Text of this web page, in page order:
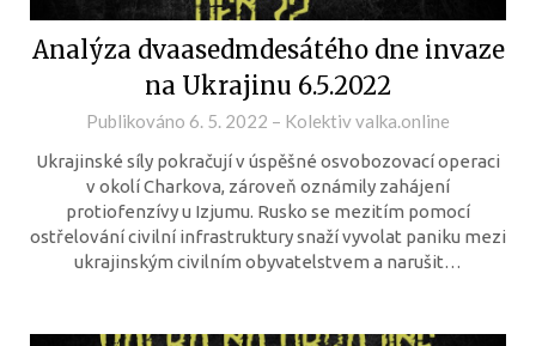
Analýza dvaasedmdesátého dne invaze
na Ukrajinu 6.5.2022
Publikováno 6. 5. 2022 – Kolektiv valka.online
Ukrajinské síly pokračují v úspěšné osvobozovací operaci
v okolí Charkova, zároveň oznámily zahájení
protiofenzívy u Izjumu. Rusko se mezitím pomocí
ostřelování civilní infrastruktury snaží vyvolat paniku mezi
ukrajinským civilním obyvatelstvem a narušit…